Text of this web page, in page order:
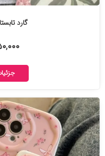
گارد
۵۵۰,۰۰۰